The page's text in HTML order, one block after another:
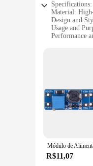
Specifications:
Material:
Design and
Usage and
Performance
Parts and
**Robust and
The
to wear and
The
and
an
R$11,07